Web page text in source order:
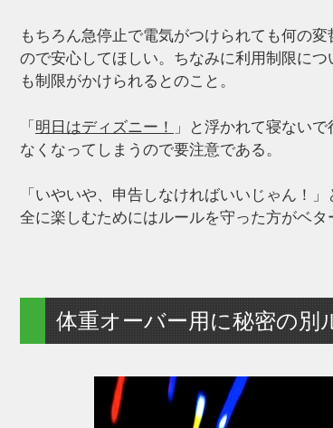
もちろん急停止で電気がつけられても何の
ので安心してほしい。ちなみに利用制限につ
も制限がかけられるとのこと。
「 明日はディズニー！
」と浮かれて寝ない
なくなってしまうので要注意である。
「いやいや、申告しなければいいじゃん！
全に楽しむためにはルールを守った方がベタ
体重オーバー用に秘密の別